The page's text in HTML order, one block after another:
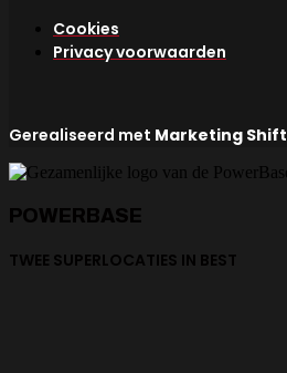
Cookies
Privacy voorwaarden
Gerealiseerd met Marketing Shift
POWERBASE
TWEE SUPERLOCATIES IN BEST